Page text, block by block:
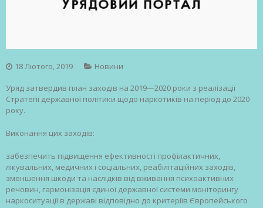
18 Лютого, 2019 Новини
Уряд затвердив план заходів на 2019—2020 роки з реалізації
Стратегії державної політики щодо наркотиків на період до 2020
року.
Виконання цих заходів:
забезпечить підвищення ефективності профілактичних,
лікувальних, медичних і соціальних, реабілітаційних заходів,
зменшення шкоди та наслідків від вживання психоактивних
речовин, гармонізація єдиної державної системи моніторингу
наркоситуації в державі відповідно до критеріїв Європейського